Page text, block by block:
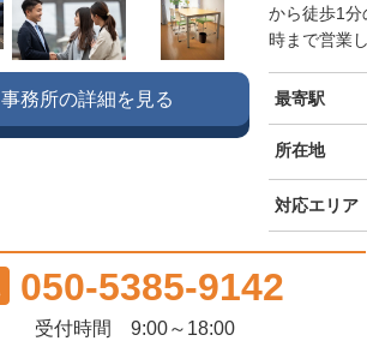
から徒歩1分
時まで営業
最寄駅
所在地
対応エリア
事務所の詳細を見る
050-5385-9142
受付時間 9:00～18:00